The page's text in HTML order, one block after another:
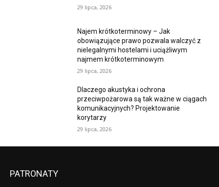
29 lipca, 2026
Najem krótkoterminowy – Jak
obowiązujące prawo pozwala walczyć z
nielegalnymi hostelami i uciążliwym
najmem krótkoterminowym
29 lipca, 2026
Dlaczego akustyka i ochrona
przeciwpożarowa są tak ważne w ciągach
komunikacyjnych? Projektowanie
korytarzy
29 lipca, 2026
PATRONATY